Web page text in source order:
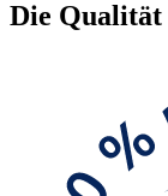
Die Qualität